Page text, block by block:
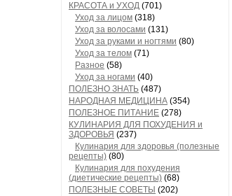
КРАСОТА и УХОД (701)
Уход за лицом (318)
Уход за волосами (131)
Уход за руками и ногтями (80)
Уход за телом (71)
Разное (58)
Уход за ногами (40)
ПОЛЕЗНО ЗНАТЬ (487)
НАРОДНАЯ МЕДИЦИНА (354)
ПОЛЕЗНОЕ ПИТАНИЕ (278)
КУЛИНАРИЯ ДЛЯ ПОХУДЕНИЯ и
ЗДОРОВЬЯ (237)
Кулинария для здоровья (полезные
рецепты) (80)
Кулинария для похудения
(диетические рецепты) (68)
ПОЛЕЗНЫЕ СОВЕТЫ (202)